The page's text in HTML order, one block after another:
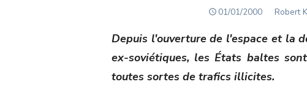
POSTED
01/01/2000 Author
Robert
Depuis l'ouverture de l'espace et la
ex-soviétiques, les États baltes
toutes sortes de trafics illicites.